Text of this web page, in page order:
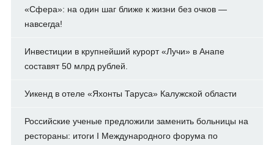
«Сфера»: на один шаг ближе к жизни без очков —
навсегда!
Инвестиции в крупнейший курорт «Лучи» в Анапе
составят 50 млрд рублей.
Уикенд в отеле «Яхонты Таруса» Калужской области
Российские ученые предложили заменить больницы на
рестораны: итоги I Международного форума по